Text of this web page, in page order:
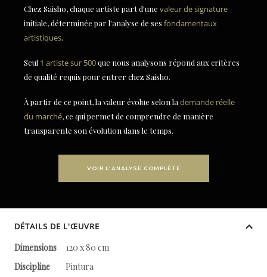
Chez Saisho, chaque artiste part d'une valeur de signature
initiale, déterminée par l'analyse de ses fondamentaux
artistiques.
Seul 1 artiste sur 500que nous analysons répond aux critères
de qualité requis pour entrer chez Saisho.
À partir de ce point, la valeur évolue selon la demande réelle
du marché, ce qui permet de comprendre de manière
transparente son évolution dans le temps.
VOIR L'ANALYSE COMPLÈTE
DÉTAILS DE L'ŒUVRE
Dimensions
120 x 80 cm
Discipline
Pintura